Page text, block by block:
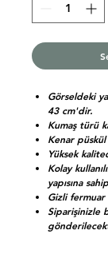
Görseldeki
43 cm'dir.
Kumaş türü
Kenar püskül
Yüksek
Kolay
yapısına
Gizli fermuar
Siparişinizle